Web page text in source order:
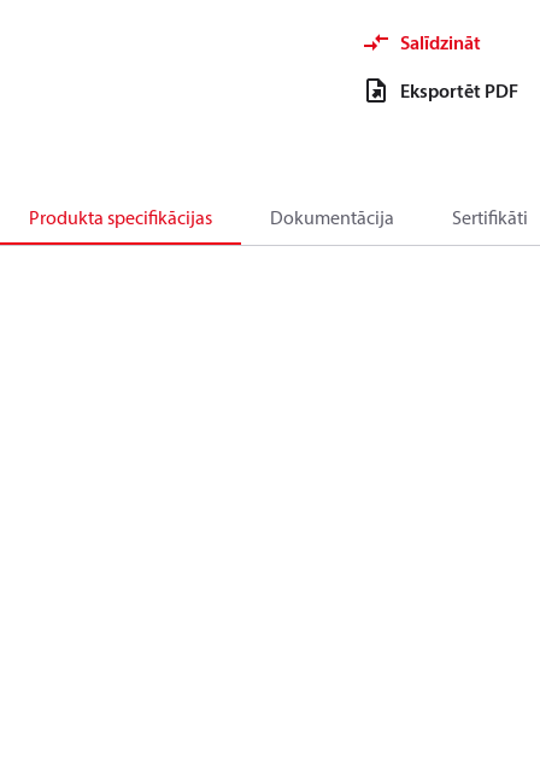
Salīdzināt
Eksportēt PDF
Produkta specifikācijas Dokumentācija Sertifikāti